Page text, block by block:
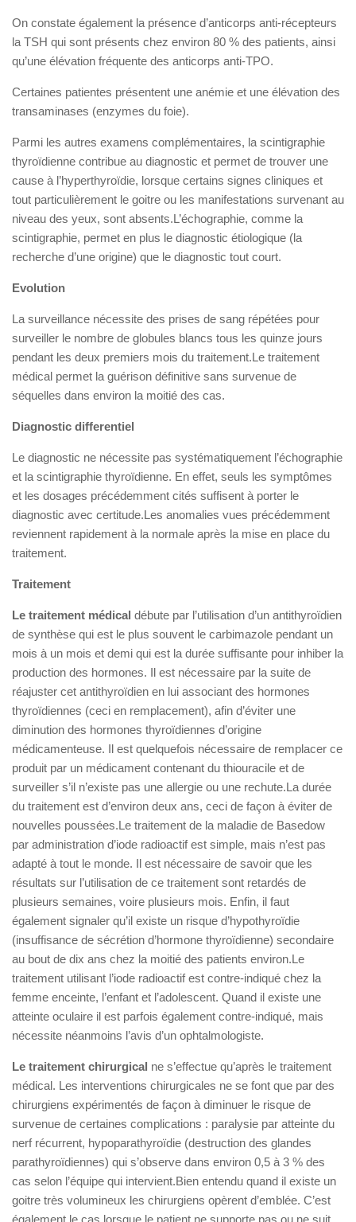
On constate également la présence d’anticorps anti-récepteurs
la TSH qui sont présents chez environ 80 % des patients, ainsi
qu’une élévation fréquente des anticorps anti-TPO.
Certaines patientes présentent une anémie et une élévation des
transaminases (enzymes du foie).
Parmi les autres examens complémentaires, la scintigraphie
thyroïdienne contribue au diagnostic et permet de trouver une
cause à l’hyperthyroïdie, lorsque certains signes cliniques et
tout particulièrement le goitre ou les manifestations survenant au
niveau des yeux, sont absents.L’échographie, comme la
scintigraphie, permet en plus le diagnostic étiologique (la
recherche d’une origine) que le diagnostic tout court.
Evolution
La surveillance nécessite des prises de sang répétées pour
surveiller le nombre de globules blancs tous les quinze jours
pendant les deux premiers mois du traitement.Le traitement
médical permet la guérison définitive sans survenue de
séquelles dans environ la moitié des cas.
Diagnostic differentiel
Le diagnostic ne nécessite pas systématiquement l’échographie
et la scintigraphie thyroïdienne. En effet, seuls les symptômes
et les dosages précédemment cités suffisent à porter le
diagnostic avec certitude.Les anomalies vues précédemment
reviennent rapidement à la normale après la mise en place du
traitement.
Traitement
Le traitement médical débute par l’utilisation d’un antithyroïdien
de synthèse qui est le plus souvent le carbimazole pendant un
mois à un mois et demi qui est la durée suffisante pour inhiber la
production des hormones. Il est nécessaire par la suite de
réajuster cet antithyroïdien en lui associant des hormones
thyroïdiennes (ceci en remplacement), afin d’éviter une
diminution des hormones thyroïdiennes d’origine
médicamenteuse. Il est quelquefois nécessaire de remplacer ce
produit par un médicament contenant du thiouracile et de
surveiller s’il n’existe pas une allergie ou une rechute.La durée
du traitement est d’environ deux ans, ceci de façon à éviter de
nouvelles poussées.Le traitement de la maladie de Basedow
par administration d’iode radioactif est simple, mais n’est pas
adapté à tout le monde. Il est nécessaire de savoir que les
résultats sur l’utilisation de ce traitement sont retardés de
plusieurs semaines, voire plusieurs mois. Enfin, il faut
également signaler qu’il existe un risque d’hypothyroïdie
(insuffisance de sécrétion d’hormone thyroïdienne) secondaire
au bout de dix ans chez la moitié des patients environ.Le
traitement utilisant l’iode radioactif est contre-indiqué chez la
femme enceinte, l’enfant et l’adolescent. Quand il existe une
atteinte oculaire il est parfois également contre-indiqué, mais
nécessite néanmoins l’avis d’un ophtalmologiste.
Le traitement chirurgical ne s’effectue qu’après le traitement
médical. Les interventions chirurgicales ne se font que par des
chirurgiens expérimentés de façon à diminuer le risque de
survenue de certaines complications : paralysie par atteinte du
nerf récurrent, hypoparathyroïdie (destruction des glandes
parathyroïdiennes) qui s’observe dans environ 0,5 à 3 % des
cas selon l’équipe qui intervient.Bien entendu quand il existe un
goitre très volumineux les chirurgiens opèrent d’emblée. C’est